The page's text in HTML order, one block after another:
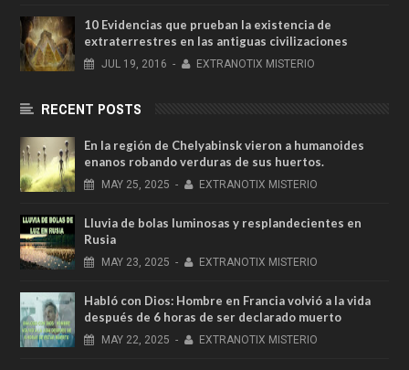
10 Evidencias que prueban la existencia de
extraterrestres en las antiguas civilizaciones
JUL 19, 2016 - EXTRANOTIX MISTERIO
RECENT POSTS
En la región de Chelyabinsk vieron a humanoides
enanos robando verduras de sus huertos.
MAY 25, 2025 - EXTRANOTIX MISTERIO
Lluvia de bolas luminosas y resplandecientes en
Rusia
MAY 23, 2025 - EXTRANOTIX MISTERIO
Habló con Dios: Hombre en Francia volvió a la vida
después de 6 horas de ser declarado muerto
MAY 22, 2025 - EXTRANOTIX MISTERIO